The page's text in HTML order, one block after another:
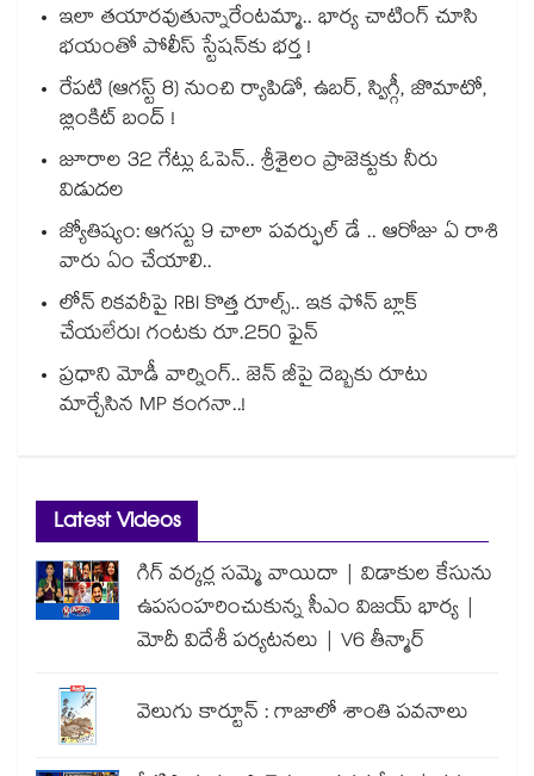
ఇలా తయారవుతున్నారేంటమ్మా.. భార్య చాటింగ్ చూసి
భయంతో పోలీస్ స్టేషన్⁫కు భర్త !
రేపటి (ఆగస్ట్ 8) నుంచి ర్యాపిడో, ఉబర్, స్విగ్గీ, జొమాటో,
బ్లింకిట్ బంద్ !
జూరాల 32 గేట్లు ఓపెన్.. శ్రీశైలం ప్రాజెక్టుకు నీరు
విడుదల
జ్యోతిష్యం: ఆగస్టు 9 చాలా పవర్ఫుల్ డే .. ఆరోజు ఏ రాశి
వారు ఏం చేయాలి..
లోన్ రికవరీపై RBI కొత్త రూల్స్.. ఇక ఫోన్ బ్లాక్
చేయలేరు! గంటకు రూ.250 ఫైన్
ప్రధాని మోడీ వార్నింగ్.. జెన్ జీపై దెబ్బకు రూటు
మార్చేసిన MP కంగనా..!
Latest Videos
గిగ్ వర్కర్ల సమ్మె వాయిదా | విడాకుల కేసును
ఉపసంహరించుకున్న సీఎం విజయ్ భార్య |
మోదీ విదేశీ పర్యటనలు | V6 తీన్మార్
వెలుగు కార్టూన్ : గాజాలో శాంతి పవనాలు